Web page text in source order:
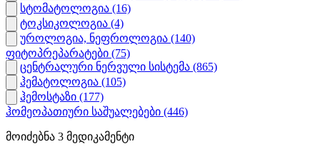
სტომატოლოგია (16)
ტოკსიკოლოგია (4)
უროლოგია, ნეფროლოგია (140)
ფიტოპრეპარატები (75)
ცენტრალური ნერვული სისტემა (865)
ჰემატოლოგია (105)
ჰემოსტაზი (177)
ჰომეოპათიური საშუალებები (446)
მოიძებნა 3 მედიკამენტი